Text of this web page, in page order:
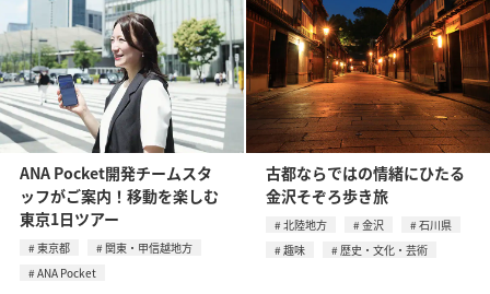
ANA Pocket開発チームスタ
ッフがご案内！移動を楽しむ
東京1日ツアー
東京都
関東・甲信越地方
ANA Pocket
古都ならではの情緒にひたる
金沢そぞろ歩き旅
北陸地方 金沢
石川県
趣味
歴史・文化・芸術